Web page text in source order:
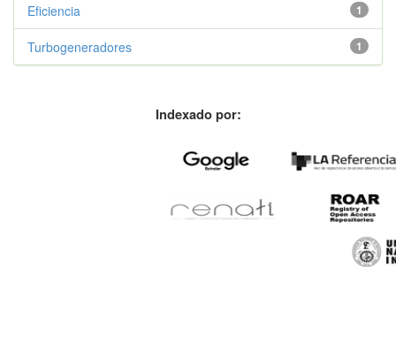
1
Eficiencia
1
Turbogeneradores
Indexado por: